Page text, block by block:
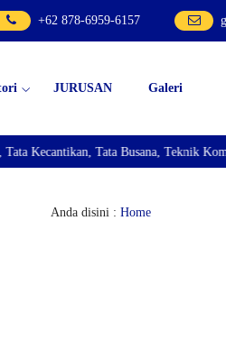
+62 878-6959-6157
JURUSAN Galeri
Tata Busana, Teknik
Anda disini : Home